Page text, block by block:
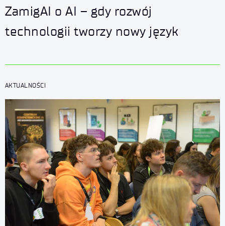
ZamigAI o AI – gdy rozwój
technologii tworzy nowy język
AKTUALNOŚCI